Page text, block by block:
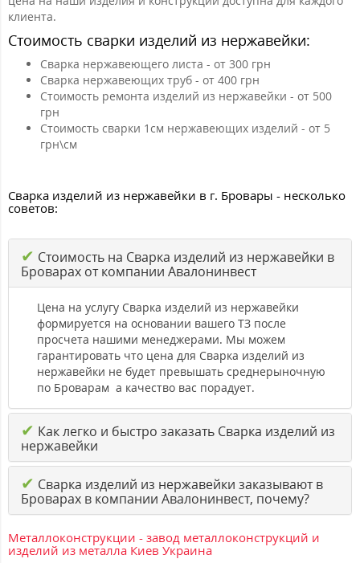
клиента.
Стоимость сварки изделий из нержавейки:
Сварка нержавеющего листа - от 300 грн
Сварка нержавеющих труб - от 400 грн
Стоимость ремонта изделий из нержавейки - от 500
грн
Стоимость сварки 1см нержавеющих изделий - от 5
грн\см
Сварка изделий из нержавейки в г. Бровары - несколько
советов:
✔ Стоимость на Сварка изделий из нержавейки в
Броварах от компании Авалонинвест
Цена на услугу Сварка изделий из нержавейки
формируется на основании вашего ТЗ после
просчета нашими менеджерами. Мы можем
гарантировать что цена для Сварка изделий из
нержавейки не будет превышать среднерыночную
по Броварам а качество вас порадует.
✔ Как легко и быстро заказать Сварка изделий из
нержавейки
✔ Сварка изделий из нержавейки заказывают в
Броварах в компании Авалонинвест, почему?
Металлоконструкции - завод металлоконструкций и
изделий из металла Киев Украина